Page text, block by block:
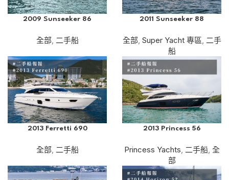
2009 Sunseeker 86
全部, 二手船
2011 Sunseeker 88
全部, Super Yacht 專區, 二手
船
2013 Ferretti 690
全部, 二手船
2013 Princess 56
Princess Yachts, 二手船, 全
部